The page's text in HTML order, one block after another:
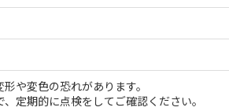
や変色の恐れがあります。
定期的に点検をしてご確認ください。